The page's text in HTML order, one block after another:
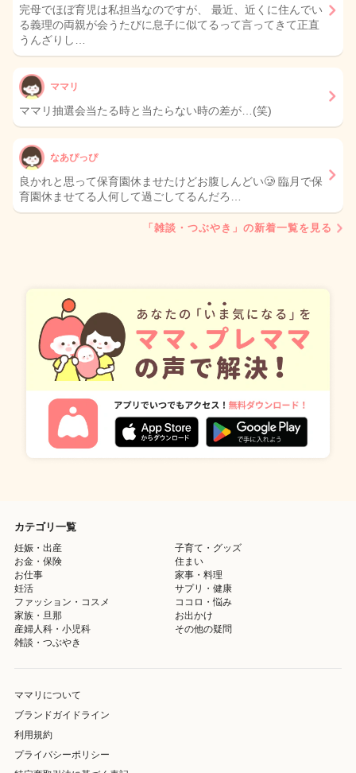
完母でほぼ育児は私担当なのですが、 最近、近くに住んでい
る義理の両親が会うたびに息子に似てるって言ってきて正直
うんざりし…
ママリ
ママリ抽選会当たる時と当たらない時の差が…(笑)
なあぴっぴ
良かれと思って保育園休ませたけどお腹しんどい🥲 臨月で保
育園休ませてる人何して過ごしてるんだろ…
「雑談・つぶやき」の新着一覧を見る
カテゴリ一覧
妊娠・出産
子育て・グッズ
お金・保険
住まい
お仕事
家事・料理
妊活
サプリ・健康
ファッション・コスメ
ココロ・悩み
家族・旦那
お出かけ
産婦人科・小児科
その他の疑問
雑談・つぶやき
ママリについて
ブランドガイドライン
利用規約
プライバシーポリシー